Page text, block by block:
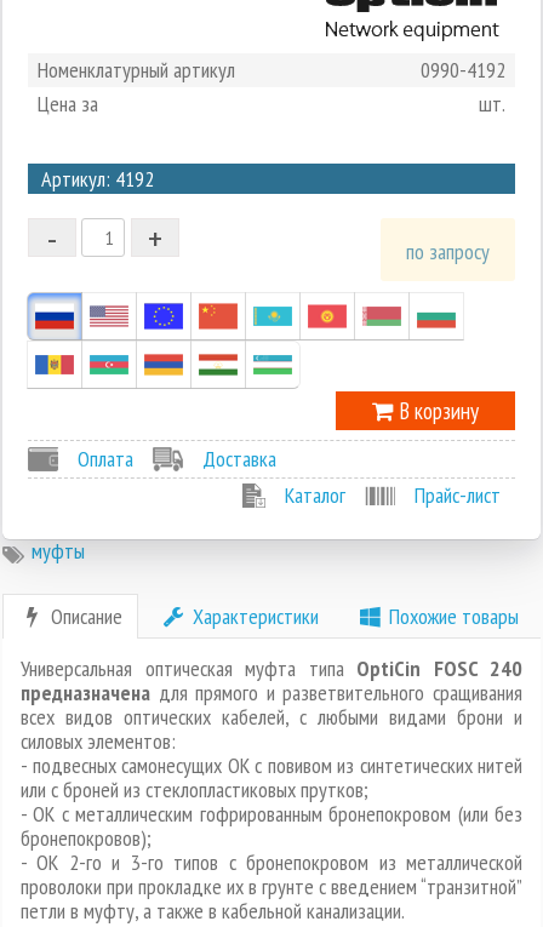
Номенклатурный артикул
0990-4192
Цена за
шт.
Артикул: 4192
2
1
-1
+
- по запросу
В корзину
Оплата
Доставка
Каталог
Прайс-лист
муфты
Описание Характеристики
Похожие товары
Универсальная оптическая муфта типа OptiCin FOSC 240
предназначена для прямого и разветвительного сращивания
всех видов оптических кабелей, с любыми видами брони и
силовых элементов:
- подвесных самонесущих ОК с повивом из синтетических нитей
или с броней из стеклопластиковых прутков;
- ОК с металлическим гофрированным бронепокровом (или без
бронепокровов);
- ОК 2-го и 3-го типов с бронепокровом из металлической
проволоки при прокладке их в грунте с введением “транзитной”
петли в муфту, а также в кабельной канализации.